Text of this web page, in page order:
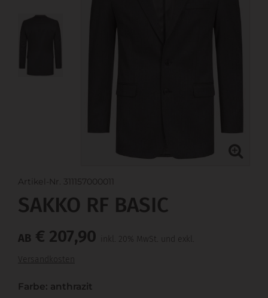
Artikel-Nr. 311157000011
SAKKO RF BASIC
AB € 207,90
inkl. 20% MwSt. und exkl.
Versandkosten
Farbe: anthrazit